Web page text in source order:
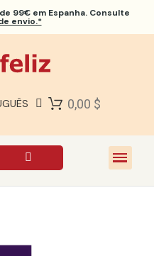
99€ em Espanha. Consulte
envio.*
0,00 $